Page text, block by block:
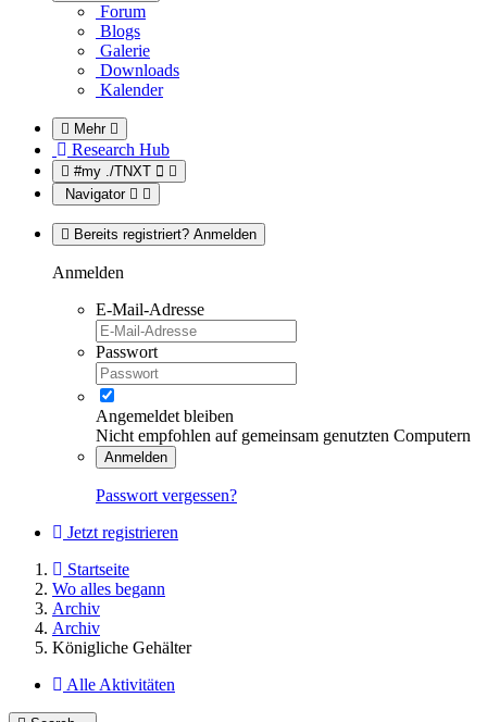
Forum
Blogs
Galerie
Downloads
Kalender
Mehr
Research Hub
#my ./TNXT
Navigator
Bereits registriert? Anmelden
Anmelden
E-Mail-Adresse
Passwort
Angemeldet bleiben
Nicht empfohlen auf gemeinsam genutzten Computern
Anmelden
Passwort vergessen?
Jetzt registrieren
Startseite
Wo alles begann
Archiv
Archiv
Königliche Gehälter
Alle Aktivitäten